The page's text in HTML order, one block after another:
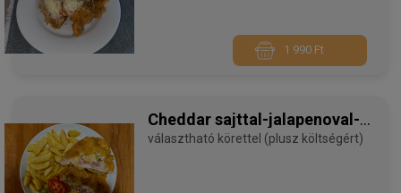
1 990 Ft
Cheddar sajttal-jalapenoval-
baconnel töltött sertéskaraj
választható körettel (plusz költségért)